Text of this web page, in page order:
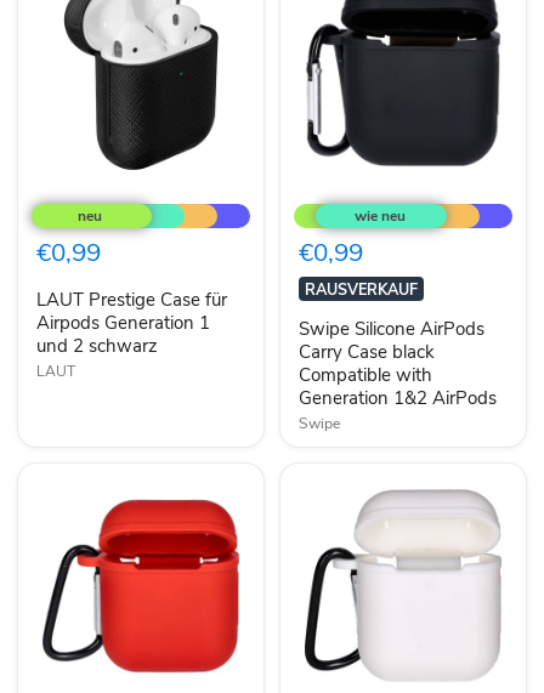
Prestige
Case
für
Airpods
1
und
2
schwarz
€0,99
LAUT Prestige Case für
Airpods Generation 1
und 2 schwarz
LAUT
Silicone
AirPods
Carry
Case
black
Compatible
with
Generation
1&2
AirPods
€0,99
RAUSVERKAUF
Swipe Silicone AirPods
Carry Case black
Compatible with
Generation 1&2 AirPods
Swipe